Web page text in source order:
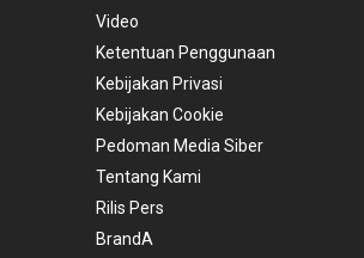
Video
Ketentuan Penggunaan
Kebijakan Privasi
Kebijakan Cookie
Pedoman Media Siber
Tentang Kami
Rilis Pers
BrandA